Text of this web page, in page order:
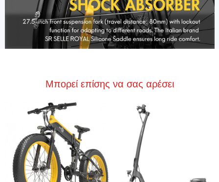
Μπορεί επίσης να σας αρέσει